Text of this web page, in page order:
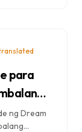
para
ng Dream